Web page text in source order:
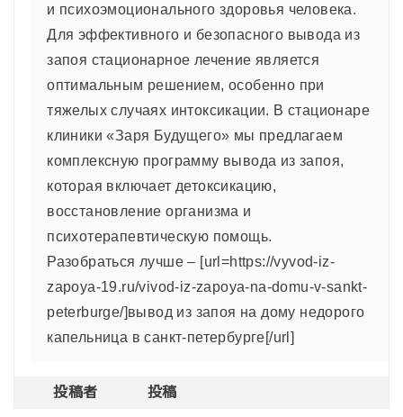
и психоэмоционального здоровья человека.
Для эффективного и безопасного вывода из
запоя стационарное лечение является
оптимальным решением, особенно при
тяжелых случаях интоксикации. В стационаре
клиники «Заря Будущего» мы предлагаем
комплексную программу вывода из запоя,
которая включает детоксикацию,
восстановление организма и
психотерапевтическую помощь.
Разобраться лучше – [url=https://vyvod-iz-
zapoya-19.ru/vivod-iz-zapoya-na-domu-v-sankt-
peterburge/]вывод из запоя на дому недорого
капельница в санкт-петербурге[/url]
投稿者 投稿